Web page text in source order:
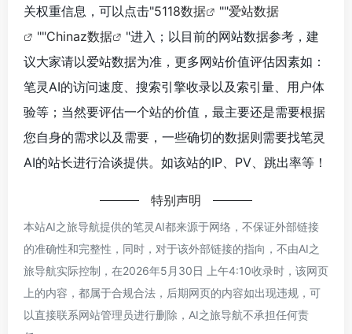
关权重信息，可以点击"5118数据 ""爱站数据
""Chinaz数据
"进入；以目前的网站数据参考，建
议大家请以爱站数据为准，更多网站价值评估因素如：
笔灵AI的访问速度、搜索引擎收录以及索引量、用户体
验等；当然要评估一个站的价值，最主要还是需要根据
您自身的需求以及需要，一些确切的数据则需要找笔灵
AI的站长进行洽谈提供。如该站的IP、PV、跳出率等！
特别声明
本站AI之旅导航提供的笔灵AI都来源于网络，不保证外部链接
的准确性和完整性，同时，对于该外部链接的指向，不由AI之
旅导航实际控制，在2026年5月30日 上午4:10收录时，该网页
上的内容，都属于合规合法，后期网页的内容如出现违规，可
以直接联系网站管理员进行删除，AI之旅导航不承担任何责